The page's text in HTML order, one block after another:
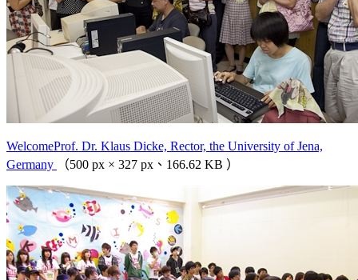
WelcomeProf. Dr. Klaus Dicke, Rector, the University of Jena,
Germany
（500 px × 327 px、166.62 KB ）